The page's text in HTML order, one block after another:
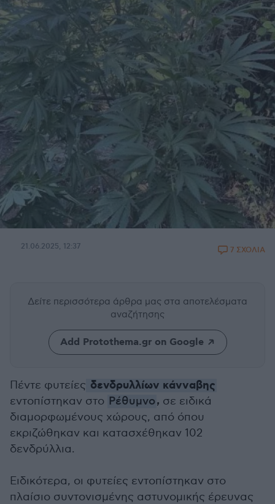
21.06.2025, 12:37 7 ΣΧΟΛΙΑ
Δείτε περισσότερα άρθρα μας στα αποτελέσματα
αναζήτησης
Add Protothema.gr on Google
Πέντε φυτείες δενδρυλλίων κάνναβης
εντοπίστηκαν στο Ρέθυμνο, σε ειδικά
διαμορφωμένους χώρους, από όπου
εκριζώθηκαν και κατασχέθηκαν 102
δενδρύλλια.
Ειδικότερα, οι φυτείες εντοπίστηκαν στο
πλαίσιο συντονισμένης αστυνομικής έρευνας